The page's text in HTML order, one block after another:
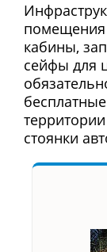
помещения
кабины,
сейфы для
стоянки